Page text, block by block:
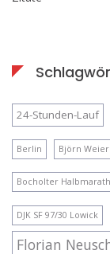
24-Stunden-Lauf
Berlin Björn Weier
Bocholter
DJK SF 97/30 Lowick
Florian